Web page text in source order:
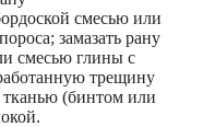
смесью или
замазать рану
смесью глины с
трещину
тканью (бинтом или